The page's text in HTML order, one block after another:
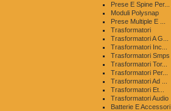
Prese E Spine Per...
Moduli Polysnap
Prese Multiple E ...
Trasformatori
Trasformatori A G...
Trasformatori Inc...
Trasformatori Smps
Trasformatori Tor...
Trasformatori Per...
Trasformatori Ad ...
Trasformatori Et...
Trasformatori Audio
Batterie E Accessori